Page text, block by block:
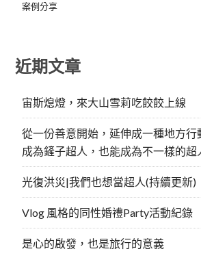
案例分享
近期文章
宙斯熄燈，來大山雪莉吃餃餃上線
從一份善意開始，延伸成一種地方行
成為鏟子超人，也能成為不一樣的超
光復洪災|我們也想當超人(持續更新)
Vlog 風格的同性婚禮Party活動紀錄
是心的啟發，也是旅行的意義